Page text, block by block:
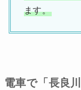
ます。
電車で「長良